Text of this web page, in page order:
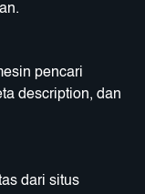
pencari
description, dan
dari situs